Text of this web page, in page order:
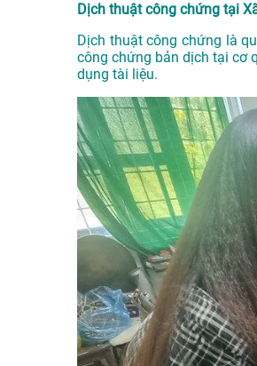
Dịch thuật công chứng tại
Dịch thuật công chứng là
công chứng bản dịch tại cơ
dụng tài liệu.